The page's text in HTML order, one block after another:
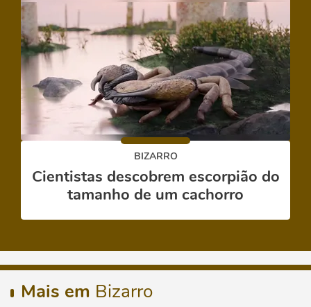
BIZARRO
Cientistas descobrem escorpião do
tamanho de um cachorro
Mais em Bizarro